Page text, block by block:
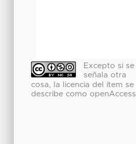
Excepto si se
señala otra
cosa, la licencia del ítem se
describe como openAccess